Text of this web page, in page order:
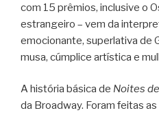
com 15 prêmios, inclusive o
estrangeiro – vem da
emocionante, superlativa de
musa, cúmplice artística e
A história básica de Noites
da Broadway. Foram feitas